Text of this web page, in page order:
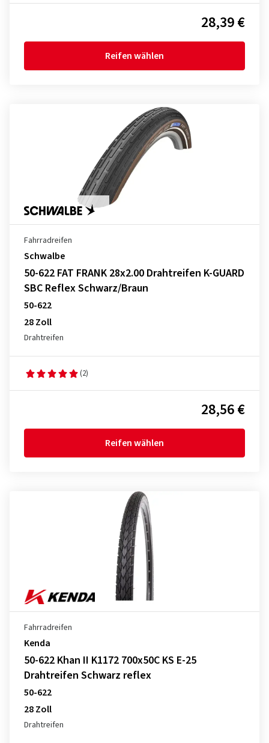
28,39 €
Reifen wählen
Fahrradreifen
Schwalbe
50-622 FAT FRANK 28x2.00 Drahtreifen K-GUARD
SBC Reflex Schwarz/Braun
50-622
28 Zoll
Drahtreifen
(2)
28,56 €
Reifen wählen
Fahrradreifen
Kenda
50-622 Khan II K1172 700x50C KS E-25
Drahtreifen Schwarz reflex
50-622
28 Zoll
Drahtreifen